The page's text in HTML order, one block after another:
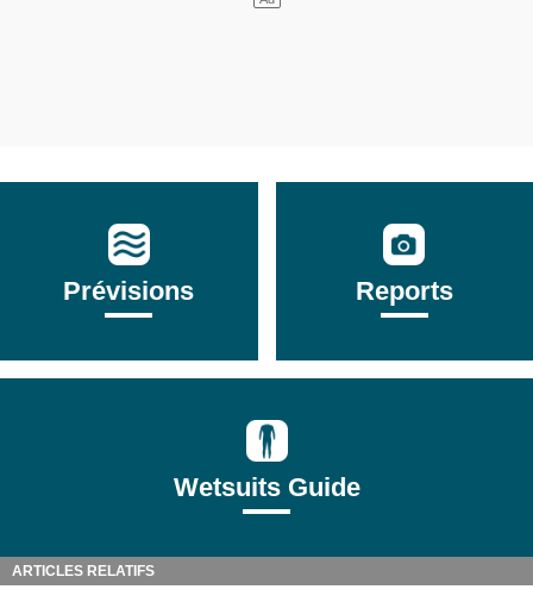
Prévisions Reports
Wetsuits Guide
ARTICLES RELATIFS